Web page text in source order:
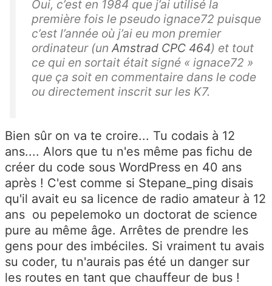
Oui, c’est en 1984 que j’ai utilisé la
première fois le pseudo ignace72 puisque
c’est l’année où j’ai eu mon premier
ordinateur (unAmstrad CPC 464) et tout
ce qui en sortait était signé « ignace72 »
que ça soit en commentaire dans le code
ou directement inscrit sur les K7.
Bien sûr on va te croire... Tu codais à 12
ans.... Alors que tu n'es même pas fichu de
créer du code sous WordPress en 40 ans
après ! C'est comme si Stepane_ping disais
qu'il avait eu sa licence de radio amateur à 12
ans ou pepelemoko un doctorat de science
pure au même âge. Arrêtes de prendre les
gens pour des imbéciles. Si vraiment tu avais
su coder, tu n'aurais pas été un danger sur
les routes en tant que chauffeur de bus !